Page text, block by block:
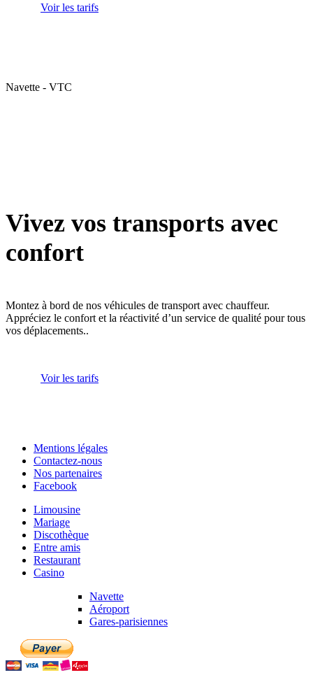
Voir les tarifs
Navette - VTC
Vivez vos transports avec
confort
Montez à bord de nos véhicules de transport avec chauffeur.
Appréciez le confort et la réactivité d’un service de qualité pour tous
vos déplacements..
Voir les tarifs
Mentions légales
Contactez-nous
Nos partenaires
Facebook
Limousine
Mariage
Discothèque
Entre amis
Restaurant
Casino
Navette
Aéroport
Gares-parisiennes